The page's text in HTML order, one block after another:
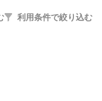
利用条件で絞り込む